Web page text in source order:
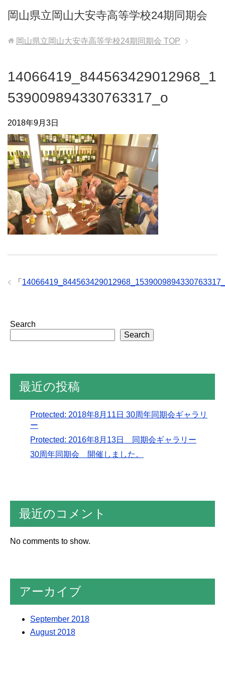
岡山県立岡山大安寺高等学校24期同期会
岡山県立岡山大安寺高等学校24期同期会 TOP
14066419_844563429012968_1
539009894330763317_o
2018年9月3日
「
Search
Search
最近の投稿
Protected: 2018年8月11日 30周年同期会ギャラリ
ー
Protected: 2016年8月13日 同期会ギャラリー
30周年同期会 開催しました。
最近のコメント
No comments to show.
アーカイブ
September 2018
August 2018